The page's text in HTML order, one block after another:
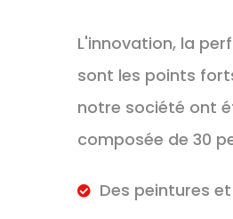
L'innovation, la
sont les points
notre société ont
composée de 30
Des peintures